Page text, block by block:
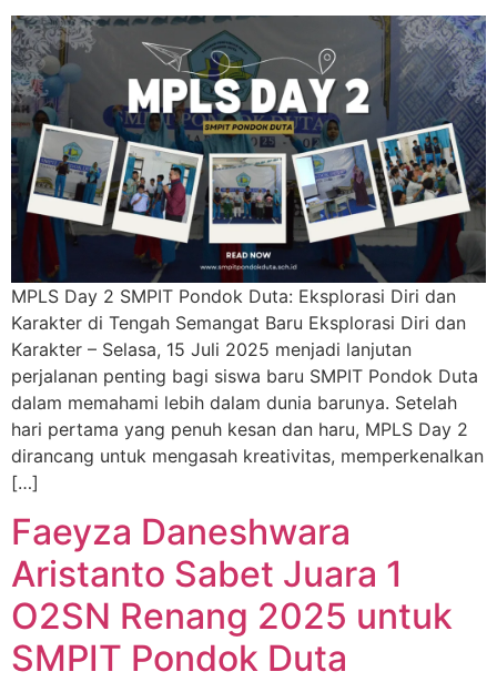
MPLS Day 2 SMPIT Pondok Duta: Eksplorasi Diri dan
Karakter di Tengah Semangat Baru Eksplorasi Diri dan
Karakter – Selasa, 15 Juli 2025 menjadi lanjutan
perjalanan penting bagi siswa baru SMPIT Pondok Duta
dalam memahami lebih dalam dunia barunya. Setelah
hari pertama yang penuh kesan dan haru, MPLS Day 2
dirancang untuk mengasah kreativitas, memperkenalkan
[…]
Faeyza Daneshwara
Aristanto Sabet Juara 1
O2SN Renang 2025 untuk
SMPIT Pondok Duta